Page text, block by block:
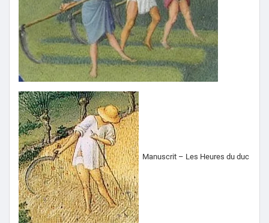
Manuscrit – Les Heures du duc